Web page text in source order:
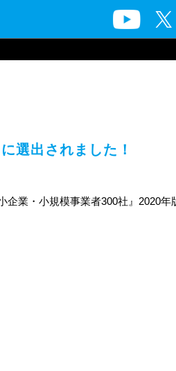
選出されました！
業・小規模事業者300社』2020年